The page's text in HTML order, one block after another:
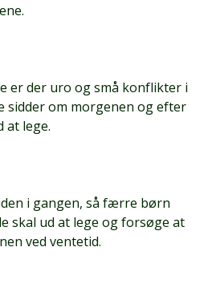
er der uro og små konflikter i
sidder om morgenen og efter
at lege.
i gangen, så færre børn
skal ud at lege og forsøge at
ved ventetid.